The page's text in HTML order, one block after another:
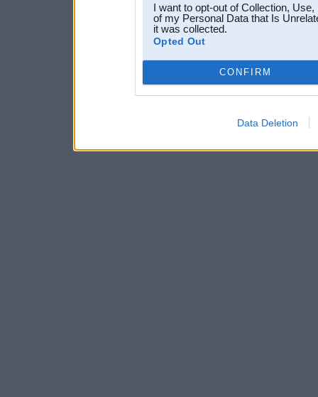
I want to opt-out of Collection,
of my Personal Data that Is
it was collected.
Opted Out
CONFIRM
Data Deletion